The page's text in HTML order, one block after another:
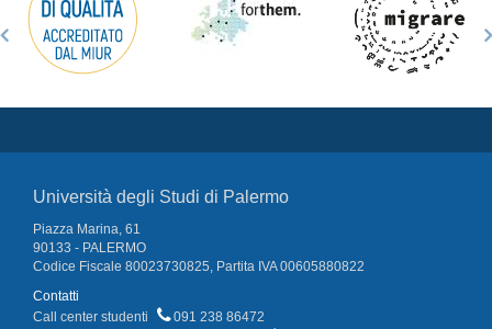
Università degli Studi di Palermo
Piazza Marina, 61
90133 - PALERMO
Codice Fiscale 80023730825, Partita IVA 00605880822
Contatti
Call center studenti
091 238 86472